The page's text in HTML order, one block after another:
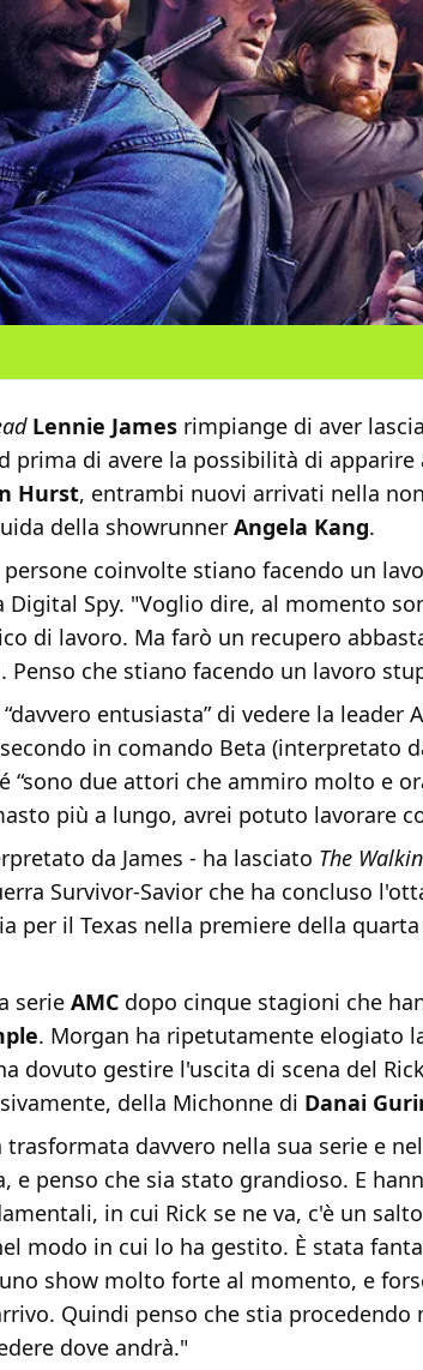
Lennie James rimpiange di aver
d prima di avere la possibilità di apparire
Hurst, entrambi nuovi arrivati ​​nella
della showrunner Angela Kang.
coinvolte stiano facendo un
Digital Spy. "Voglio dire, al momento
di lavoro. Ma farò un recupero
che stiano facendo un lavoro
entusiasta” di vedere la leader
in comando Beta (interpretato
“sono due attori che ammiro molto e
più a lungo, avrei potuto lavorare
da James - ha lasciato The
Survivor-Savior che ha concluso
per il Texas nella premiere della
serie AMC dopo cinque stagioni che
. Morgan ha ripetutamente elogiato
dovuto gestire l'uscita di scena del
della Michonne di Danai
trasformata davvero nella sua serie e
e penso che sia stato grandioso. E
in cui Rick se ne va, c'è un salto
modo in cui lo ha gestito. È stata
show molto forte al momento, e
Quindi penso che stia procedendo
dove andrà."